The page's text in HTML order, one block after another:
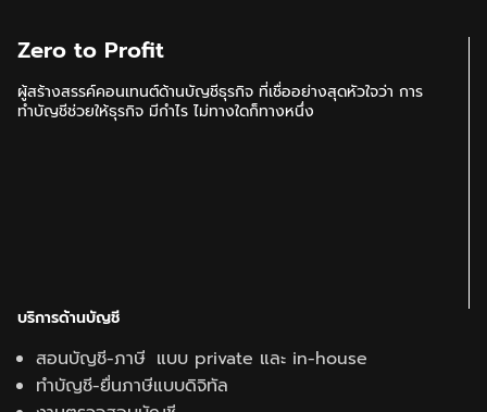
Zero to Profit
ผู้สร้างสรรค์คอนเทนต์ด้านบัญชีธุรกิจ ที่เชื่ออย่างสุดหัวใจว่า การ
ทำบัญชีช่วยให้ธุรกิจ มีกำไร ไม่ทางใดก็ทางหนึ่ง
บริการด้านบัญชี
สอนบัญชี-ภาษี แบบ private และ in-house
ทำบัญชี-ยื่นภาษีแบบดิจิทัล